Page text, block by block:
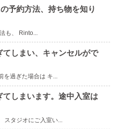
予約方法、持ち物を知り
も、 Rinto...
しまい、キャンセルがで
を過ぎた場合は キ...
しまいます。途中入室は
タジオにご入室い...